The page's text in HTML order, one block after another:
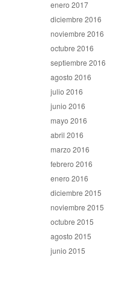
enero 2017
diciembre 2016
noviembre 2016
octubre 2016
septiembre 2016
agosto 2016
julio 2016
junio 2016
mayo 2016
abril 2016
marzo 2016
febrero 2016
enero 2016
diciembre 2015
noviembre 2015
octubre 2015
agosto 2015
junio 2015